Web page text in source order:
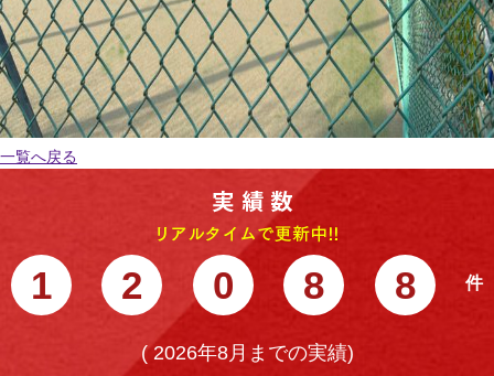
一覧へ戻る
1 2 0 8 8
(2026年8月までの実績)